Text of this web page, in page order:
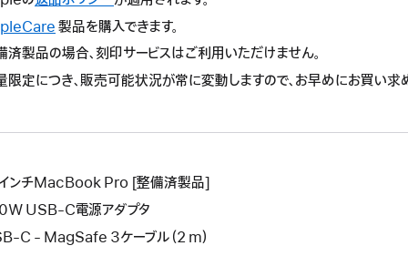
作
に
よ
ウ
ド
の
操
作
に
い
ウ
イ
こ
の
作
よ
新
い
ウ
製品を購入できます。
済製品の場合、刻印サービスはご利用いただけません。
限定につき、販売可能状況が常に変動しますので、お早めにお買い求
ンチMacBook Pro [整備済製品]
USB-C電源アダプタ
C - MagSafe 3ケーブル（2 m）